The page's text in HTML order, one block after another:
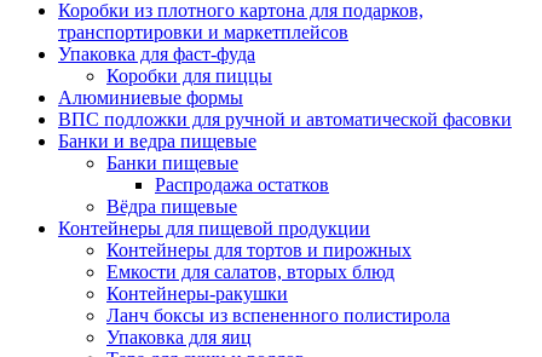
Коробки из плотного картона для подарков,
транспортировки и маркетплейсов
Упаковка для фаст-фуда
Коробки для пиццы
Алюминиевые формы
ВПС подложки для ручной и автоматической фасовки
Банки и ведра пищевые
Банки пищевые
Распродажа остатков
Вёдра пищевые
Контейнеры для пищевой продукции
Контейнеры для тортов и пирожных
Емкости для салатов, вторых блюд
Контейнеры-ракушки
Ланч боксы из вспененного полистирола
Упаковка для яиц